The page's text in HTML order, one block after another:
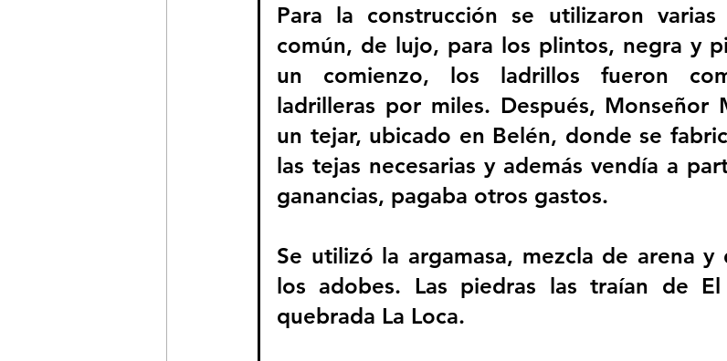
Para la construcción se utilizaron
común, de lujo, para los plintos, negra y
un comienzo, los ladrillos fueron
ladrilleras por miles. Después, Monseñor
un tejar, ubicado en Belén, donde se
las tejas necesarias y además vendía a
ganancias, pagaba otros gastos.
Se utilizó la argamasa, mezcla de arena
los adobes. Las piedras las traían de
quebrada La Loca.